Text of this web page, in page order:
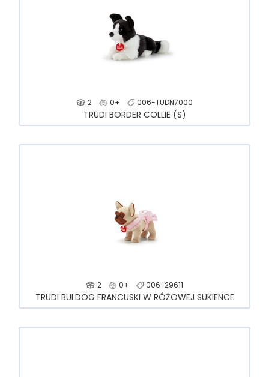
2 0+ 006-TUDN7000
TRUDI BORDER COLLIE (S)
2 0+ 006-29611
TRUDI BULDOG FRANCUSKI W RÓŻOWEJ SUKIENCE